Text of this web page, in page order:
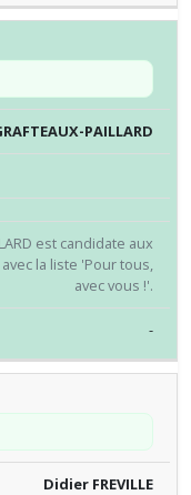
PAILLARD
est candidate aux
la liste 'Pour tous,
avec vous !'.
-
Didier FREVILLE